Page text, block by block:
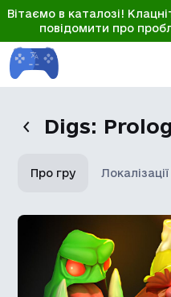
Вітаємо в каталозі!
повідомити про
Digs:
Про гру Локалізації